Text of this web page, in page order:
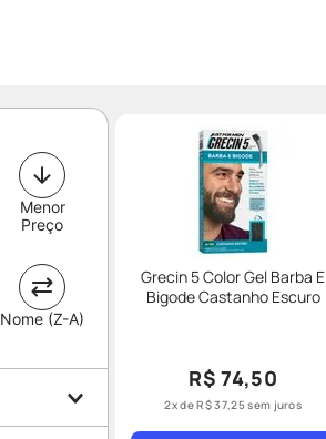
Menor
Preço
Nome (Z-A)
Grecin 5 Color Gel Barba E
Bigode Castanho Escuro
R$ 74,50
2x deR$37,25sem juros